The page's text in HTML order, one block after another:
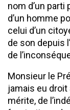
nom d’un
d’un homme
celui d’un
de son depuis
de
Monsieur le
jamais eu droit
mérite, de